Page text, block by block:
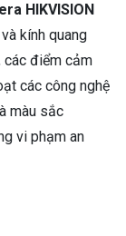
HIKVISION
kính quang
các điểm cảm
các công nghệ
màu sắc
vi phạm an